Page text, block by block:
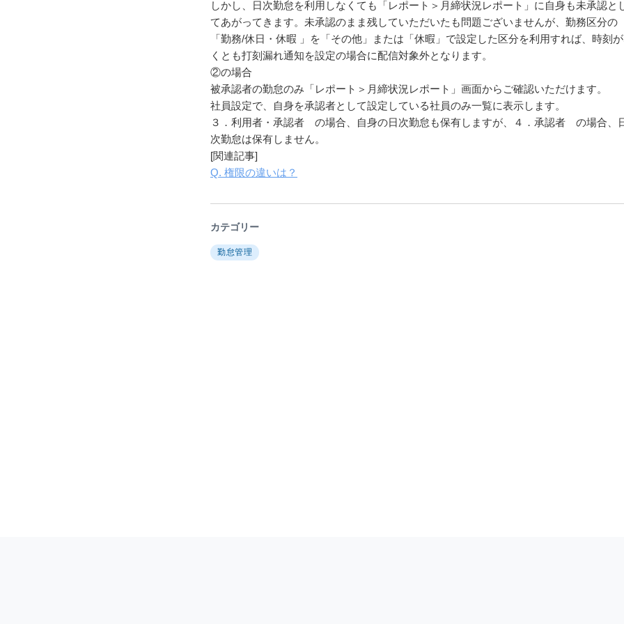
しかし、日次勤怠を利用しなくても「レポート＞月締状況レポート」に自身も未承認と
てあがってきます。未承認のまま残していただいたも問題ございませんが、勤務区分の
「勤務/休日・休暇 」を「その他」または「休暇」で設定した区分を利用すれば、時刻
くとも打刻漏れ通知を設定の場合に配信対象外となります。
②の場合
被承認者の勤怠のみ「レポート＞月締状況レポート」画面からご確認いただけます。
社員設定で、自身を承認者として設定している社員のみ一覧に表示します。
３．利用者・承認者 の場合、自身の日次勤怠も保有しますが、４．承認者 の場合、
次勤怠は保有しません。
[関連記事]
Q. 権限の違いは？
カテゴリー
勤怠管理